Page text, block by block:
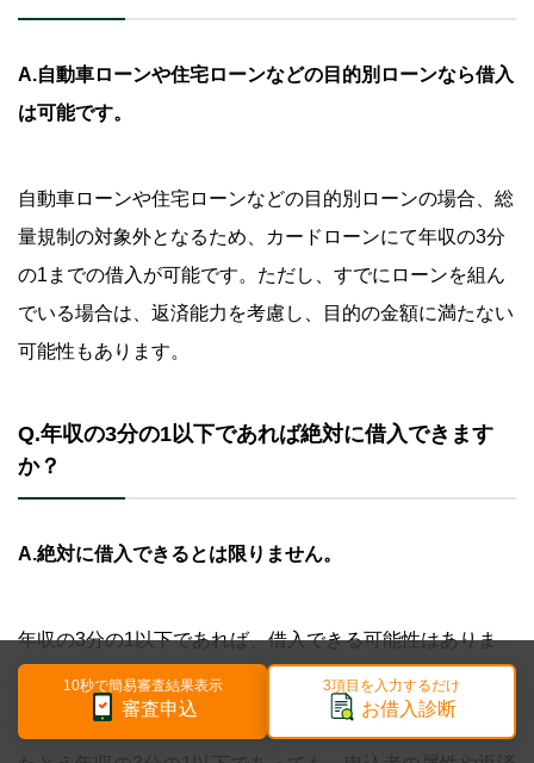
A.自動車ローンや住宅ローンなどの目的別ローンなら借入
は可能です。
自動車ローンや住宅ローンなどの目的別ローンの場合、総
量規制の対象外となるため、カードローンにて年収の3分
の1までの借入が可能です。ただし、すでにローンを組ん
でいる場合は、返済能力を考慮し、目的の金額に満たない
可能性もあります。
Q.年収の3分の1以下であれば絶対に借入できます
か？
A.絶対に借入できるとは限りません。
年収の3分の1以下であれば、借入できる可能性はありま
す。しかし、絶対に借入できるという保証はありません。
審査申込
10秒で簡易審査結果表示
お借入診断
3項目を入力するだけ